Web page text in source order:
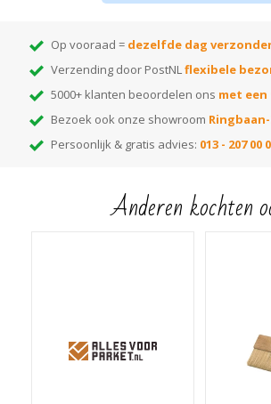
Op vooraad = dezelfde dag
Verzending door PostNLflexibele
5000+ klanten beoordelen ons met een
Bezoek ook onze showroom
Persoonlijk & gratis advies: 013 - 207 00
Anderen kochten